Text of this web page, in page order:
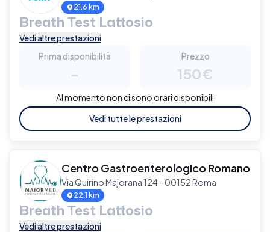
21.6 km
Breath Test Lattosio
Vedi altre prestazioni
Prima disponibilità
-
Prezzo
150€
Al momento non ci sono orari disponibili
Vedi tutte le prestazioni
Centro Gastroenterologico Romano
Via Quirino Majorana 124 - 00152 Roma
22.1 km
Breath Test Lattosio
Vedi altre prestazioni